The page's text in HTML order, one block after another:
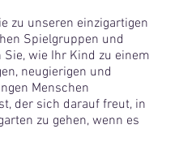
zu unseren einzigartigen
Spielgruppen und
Sie, wie Ihr Kind zu einem
neugierigen und
Menschen
der sich darauf freut, in
zu gehen, wenn es